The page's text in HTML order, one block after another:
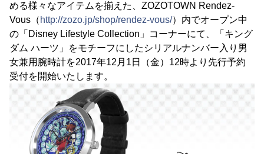
める様々なアイテムを揃えた、ZOZOTOWN Rendez-
Vous（ http://zozo.jp/shop/rendez-vous/）内でオープン中
の「Disney Lifestyle Collection」コーナーにて、「キング
ダム ハーツ」をモチーフにしたシリアルナンバー入り男
女兼用腕時計を2017年12月1日（金）12時より先行予約
受付を開始いたします。